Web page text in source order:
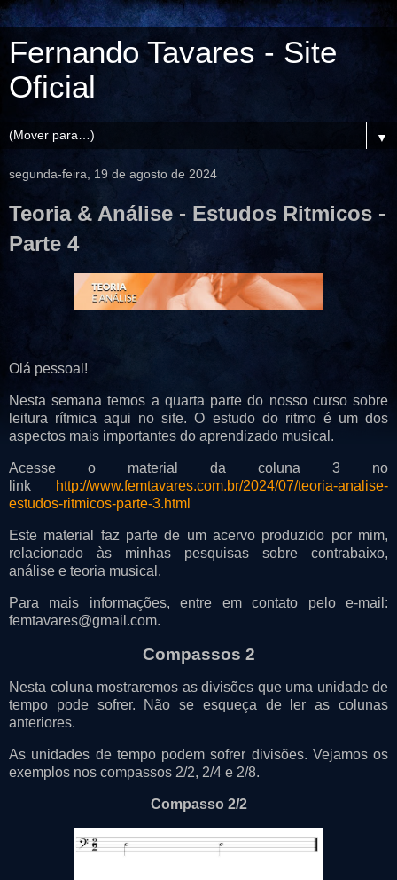
Fernando Tavares - Site
Oficial
▼
segunda-feira, 19 de agosto de 2024
Teoria & Análise - Estudos Ritmicos -
Parte 4
Olá pessoal!
Nesta semana temos a quarta parte do nosso curso sobre
leitura rítmica aqui no site. O estudo do ritmo é um dos
aspectos mais importantes do aprendizado musical.
Acesse o material da coluna 3 no
link
http://www.femtavares.com.br/2024/07/teoria-analise-
estudos-ritmicos-parte-3.html
Este material faz parte de um acervo produzido por mim,
relacionado às minhas pesquisas sobre contrabaixo,
análise e teoria musical.
Para mais informações, entre em contato pelo e-mail:
femtavares@gmail.com.
Compassos 2
Nesta coluna mostraremos as divisões que uma unidade de
tempo pode sofrer. Não se esqueça de ler as colunas
anteriores.
As unidades de tempo podem sofrer divisões. Vejamos os
exemplos nos compassos 2/2, 2/4 e 2/8.
Compasso 2/2